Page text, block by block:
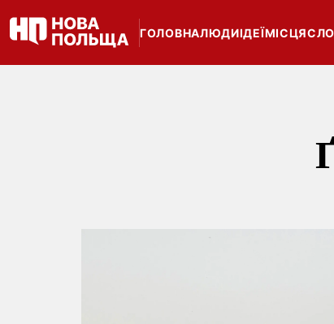
ГОЛОВНАЛЮДИІДЕЇМІСЦЯ